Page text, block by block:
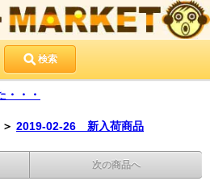
検索
・・・
＞ 2019-02-26 新入荷商品
次の商品へ